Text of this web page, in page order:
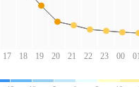
17 18 19 20 21 22 23 00